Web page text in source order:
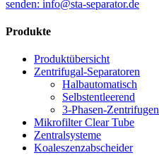
senden: info@sta-separator.de
Produkte
Produktübersicht
Zentrifugal-Separatoren
Halbautomatisch
Selbstentleerend
3-Phasen-Zentrifugen
Mikrofilter Clear Tube
Zentralsysteme
Koaleszenzabscheider